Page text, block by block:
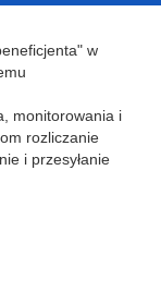
w
monitorowania i
rozliczanie
i przesyłanie